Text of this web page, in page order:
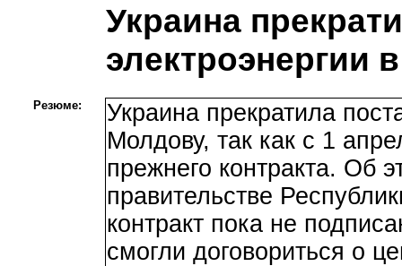
Украина
электроэнергии
Резюме:
Украина прекратила
Молдову, так как с 1
прежнего контракта. Об
правительстве
контракт пока не
смогли договориться о